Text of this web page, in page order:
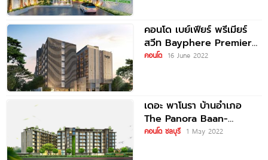
คอนโด เบย์เฟียร์ พรีเมียร์
สวีท Bayphere Premier
Suites ติดชายหาดส่วนตัวใน
คอนโด 16 June 2022
เดอะ พาโนรา บ้านอำเภอ
The Panora Baan-
Amphur คอนโดโครงการ
คอนโด ชลบุรี 1 May 2022